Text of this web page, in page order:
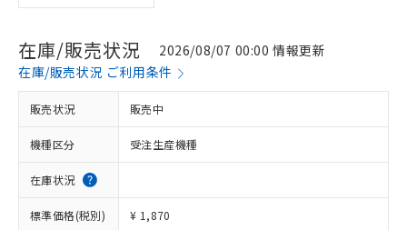
在庫/販売状況
2026/08/07 00:00 情報更新
在庫/販売状況 ご利用条件
販売状況 販売中
機種区分 受注生産機種
在庫状況
標準価格(税別) ¥ 1,870